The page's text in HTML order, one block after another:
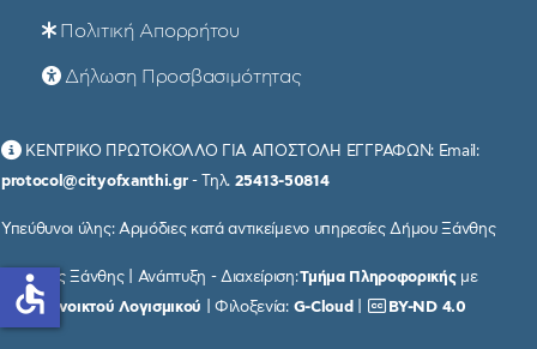
Πολιτική Απορρήτου
Δήλωση Προσβασιμότητας
ΚΕΝΤΡΙΚΟ ΠΡΩΤΟΚΟΛΛΟ ΓΙΑ ΑΠΟΣΤΟΛΗ ΕΓΓΡΑΦΩΝ: Email:
protocol@cityofxanthi.gr- Τηλ. 25413-50814
Υπεύθυνοι ύλης: Αρμόδιες κατά αντικείμενο υπηρεσίες Δήμου Ξάνθης
© Δήμος Ξάνθης | Ανάπτυξη - Διαχείριση:Τμήμα Πληροφορικήςμε
χρήση
Ανοικτού Λογισμικού | Φιλοξενία: G-Cloud BY-ND 4.0
accessible